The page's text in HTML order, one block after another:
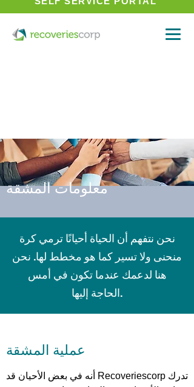
معلومات المشقة
نحن نتفهم أن الحياة أحيانًا ترمي كرة
منحنى ولا تسير كما هو مخطط لها. نحن
هنا لدعمك عندما تكون في أمس
الحاجة إليها.
عملية المشقة
تدرك Recoveriescorp أنه في بعض الأحيان قد